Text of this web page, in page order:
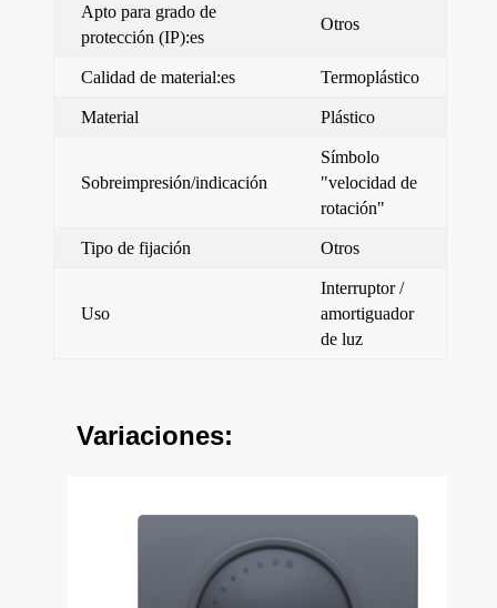
Apto para grado de
protección (IP):es
Otros
Calidad de material:es Termoplástico
Material Plástico
Sobreimpresión/indicación
Símbolo
"velocidad de
rotación"
Tipo de fijación Otros
Uso
Interruptor /
amortiguador
de luz
Variaciones: